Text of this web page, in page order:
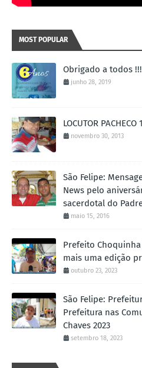
MOST POPULAR
Obrigado a todos !!!
junho 28, 2019
LOCUTOR PACHECO
novembro 30, 2013
São Felipe:
News pelo
sacerdotal do
maio 15, 2016
Prefeito
mais uma edição
outubro 23, 2023
São Felipe:
Prefeitura nas
Chaves 2023
setembro 18, 2023